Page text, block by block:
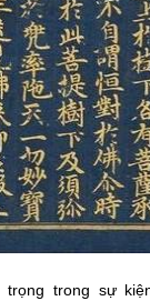
trọng trong sự